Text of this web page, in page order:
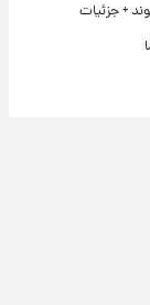
+ جزئیات